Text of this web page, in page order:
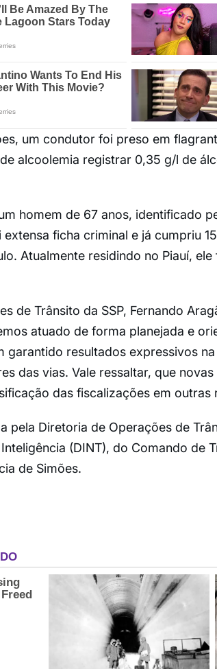
um condutor foi preso em
alcoolemia registrar 0,35 g/l de
homem de 67 anos, identificado
extensa ficha criminal e já cumpriu
Atualmente residindo no Piauí,
de Trânsito da SSP, Fernando
atuado de forma planejada e
garantido resultados expressivos
das vias. Vale ressaltar, que
das fiscalizações em outras
pela Diretoria de Operações de
(DINT), do Comando de
de Simões.